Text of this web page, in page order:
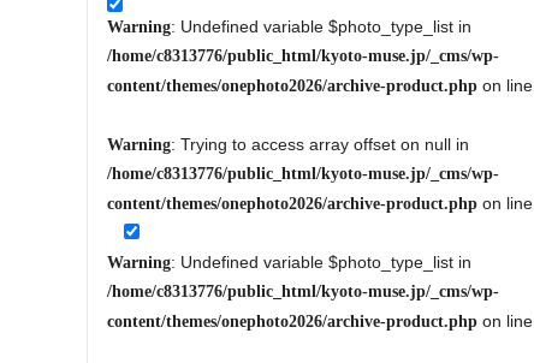
Warning: Undefined variable $photo_type_list in
/home/c8313776/public_html/kyoto-muse.jp/_cms/wp-
content/themes/onephoto2026/archive-product.php on line
Warning: Trying to access array offset on null in
/home/c8313776/public_html/kyoto-muse.jp/_cms/wp-
content/themes/onephoto2026/archive-product.php on line
Warning: Undefined variable $photo_type_list in
/home/c8313776/public_html/kyoto-muse.jp/_cms/wp-
content/themes/onephoto2026/archive-product.php on line